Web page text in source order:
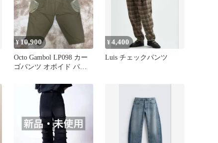
¥10,900
Octo Gambol LP098 カー
ゴパンツ オボイド パン
¥4,400
Luis チェックパンツ